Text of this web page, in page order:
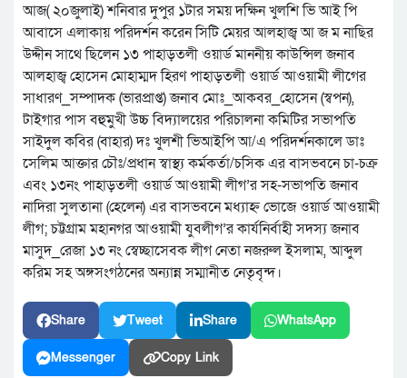
আজ( ২০জুলাই) শনিবার দুপুর ১টার সময় দক্ষিন খুলশি ভি আই পি
আবাসে এলাকায় পরিদর্শন করেন সিটি মেয়র আলহাজ্ব আ জ ম নাছির
উদ্দীন সাথে ছিলেন ১৩ পাহাড়তলী ওয়ার্ড মাননীয় কাউন্সিল জনাব
আলহাজ্ব হোসেন মোহাম্মদ হিরণ পাহাড়তলী ওয়ার্ড আওয়ামী লী‌গের
সাধারণ_সম্পাদক (ভারপ্রাপ্ত) জনাব মোঃ_আকবর_হোসেন (স্বপন),
টাইগার পাস বহুমুখী উচ্চ বিদ্যালয়ের পরিচালনা কমিটির সভাপতি
সাইদুল কবির (বাহার) দঃ খুলশী ভিআই‌পি আ/এ প‌রিদর্শনকা‌লে ডাঃ
‌সে‌লিম আক্তার চৌঃ/প্রধান স্বাস্থ্য কর্মকর্তা/চ‌সিক এর বাসভব‌নে চা-চক্র
এবং ১৩নং পাহাড়তলী ওয়ার্ড আওয়ামী লীগ’র সহ-সভাপ‌তি জনাব
না‌দিরা সুলতানা (হে‌লেন) এর বাসভব‌নে মধ্যাহ্ন ভোজে ওয়ার্ড আওয়ামী
লীগ; চট্টগ্রাম মহানগর আওয়ামী যুবলীগ’র কার্য‌নির্বাহী সদস্য জনাব
মাসুদ_রেজা ১৩ নং স্বেচ্ছাসেবক লীগ নেতা নজরুল ইসলাম, আব্দুল
করিম সহ অঙ্গসংগঠ‌নের অন্যান্ন সম্মানীত নেতৃবৃন্দ।
Share Tweet Share WhatsApp
Messenger Copy Link